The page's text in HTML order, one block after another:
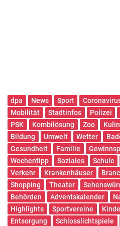
dpa News Sport
Mobilität
Stadtinfos Polizei
PSK
Kombilösung Zoo
Bildung
Umwelt Wetter
Gesundheit
Familie
Wochentipp
Soziales Schule
Verkehr
Krankenhäuser
Shopping
Theater
Behörden
Adventskalender
Highlights
Sportvereine
Entsorgung
Schlosslichtspiele